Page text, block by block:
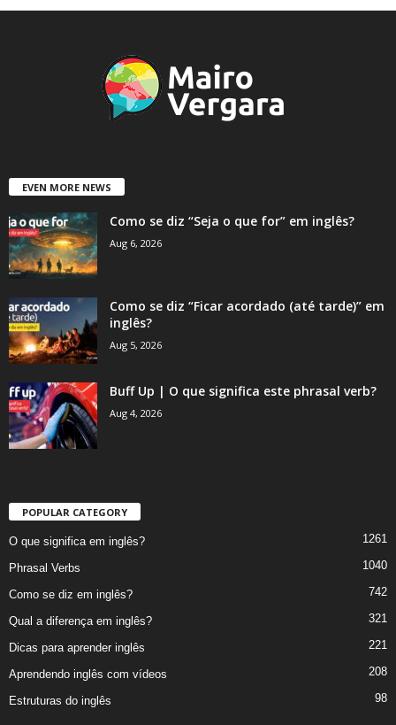
EVEN MORE NEWS
Como se diz “Seja o que for” em inglês?
Aug 6, 2026
Como se diz “Ficar acordado (até tarde)” em
inglês?
Aug 5, 2026
Buff Up | O que significa este phrasal verb?
Aug 4, 2026
POPULAR CATEGORY
O que significa em inglês? 1261
Phrasal Verbs 1040
Como se diz em inglês? 742
Qual a diferença em inglês? 321
Dicas para aprender inglês 221
Aprendendo inglês com vídeos 208
Estruturas do inglês 98